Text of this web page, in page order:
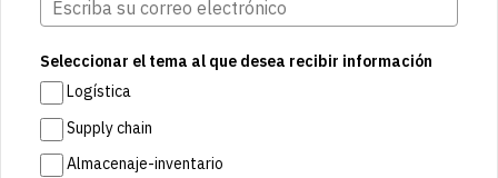
Seleccionar el tema al que desea recibir información
Logística
Supply chain
Almacenaje-inventario